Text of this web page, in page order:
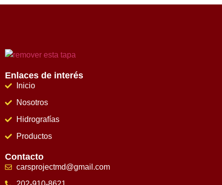
Enlaces de interés
Inicio
Nosotros
Hidrografías
Productos
Contacto
carsprojectmd@gmail.com